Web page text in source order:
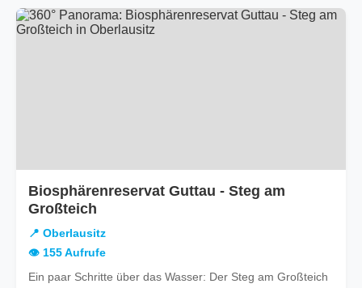
Biosphärenreservat Guttau - Steg am
Großteich
📍 Oberlausitz
👁️ 155 Aufrufe
Ein paar Schritte über das Wasser: Der Steg am Großteich